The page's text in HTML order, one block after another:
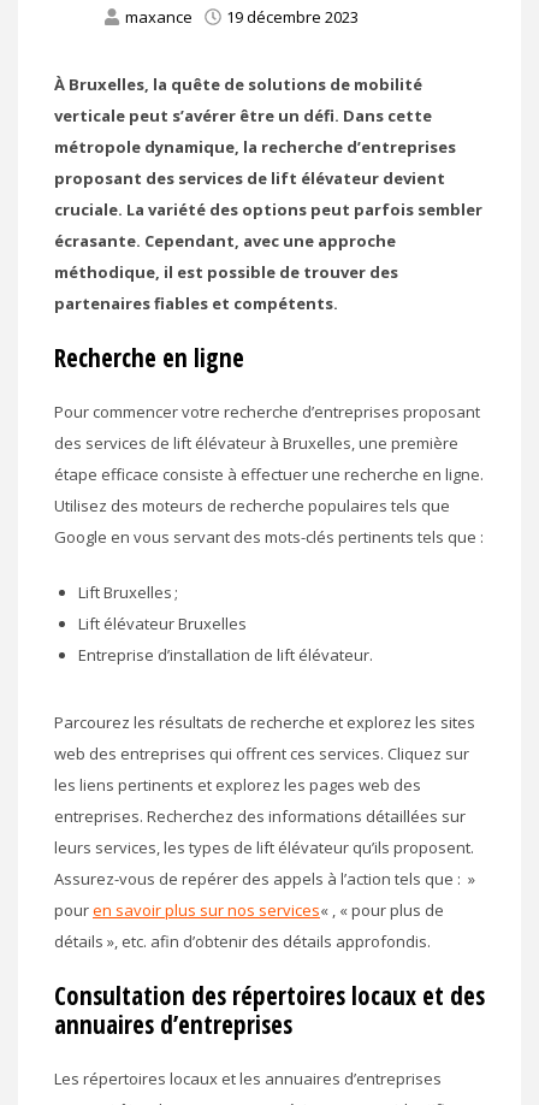
maxance 19 décembre 2023
À Bruxelles, la quête de solutions de mobilité
verticale peut s’avérer être un défi. Dans cette
métropole dynamique, la recherche d’entreprises
proposant des services de lift élévateur devient
cruciale. La variété des options peut parfois sembler
écrasante. Cependant, avec une approche
méthodique, il est possible de trouver des
partenaires fiables et compétents.
Recherche en ligne
Pour commencer votre recherche d’entreprises proposant
des services de lift élévateur à Bruxelles, une première
étape efficace consiste à effectuer une recherche en ligne.
Utilisez des moteurs de recherche populaires tels que
Google en vous servant des mots-clés pertinents tels que :
Lift Bruxelles ;
Lift élévateur Bruxelles
Entreprise d’installation de lift élévateur.
Parcourez les résultats de recherche et explorez les sites
web des entreprises qui offrent ces services. Cliquez sur
les liens pertinents et explorez les pages web des
entreprises. Recherchez des informations détaillées sur
leurs services, les types de lift élévateur qu’ils proposent.
Assurez-vous de repérer des appels à l’action tels que : »
pouren savoir plus sur nos services« , « pour plus de
détails », etc. afin d’obtenir des détails approfondis.
Consultation des répertoires locaux et des
annuaires d’entreprises
Les répertoires locaux et les annuaires d’entreprises